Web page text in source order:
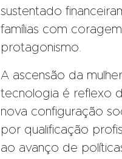
sustentado
famílias com
protagonismo.
A ascensão da
tecnologia é reflexo
nova configuração
por qualificação
ao avanço de